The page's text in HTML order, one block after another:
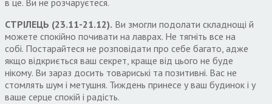
в це. Ви не розчаруєтеся.
СТРІЛЕЦЬ (23.11-21.12). Ви змогли подолати складнощі й
можете спокійно почивати на лаврах. Не тягніть все на
собі. Постарайтеся не розповідати про себе багато, адже
якщо відкриється ваш секрет, краще від цього не буде
нікому. Ви зараз досить товариські та позитивні. Вас не
стомлять шум і метушня. Тиждень принесе у ваш будинок і у
ваше серце спокій і радість.